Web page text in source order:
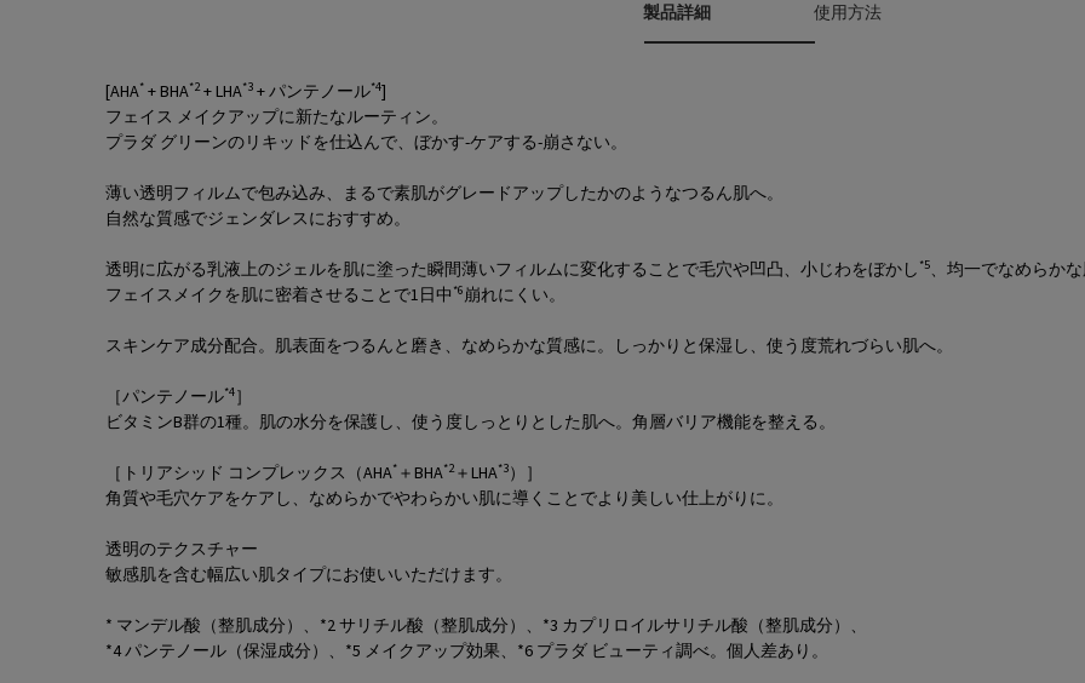
製品詳細 使用方法
[AHA* + BHA*2+ LHA*3 + パンテノール*4]
フェイス メイクアップに新たなルーティン。
プラダ グリーンのリキッドを仕込んで、ぼかす-ケアする-崩さない。
薄い透明フィルムで包み込み、まるで素肌がグレードアップしたかのようなつるん肌へ。
自然な質感でジェンダレスにおすすめ。
透明に広がる乳液上のジェルを肌に塗った瞬間薄いフィルムに変化することで毛穴や凹凸、小じわをぼかし *5、均一でなめらかな
フェイスメイクを肌に密着させることで1日中 *6崩れにくい。
スキンケア成分配合。肌表面をつるんと磨き、なめらかな質感に。しっかりと保湿し、使う度荒れづらい肌へ。
［パンテノール*4］
ビタミンB群の1種。肌の水分を保護し、使う度しっとりとした肌へ。角層バリア機能を整える。
［トリアシッド コンプレックス（AHA* ＋BHA*2＋LHA*3）］
角質や毛穴ケアをケアし、なめらかでやわらかい肌に導くことでより美しい仕上がりに。
透明のテクスチャー
敏感肌を含む幅広い肌タイプにお使いいただけます。
* マンデル酸（整肌成分）、*2 サリチル酸（整肌成分）、*3 カプリロイルサリチル酸（整肌成分）、
*4 パンテノール（保湿成分）、*5 メイクアップ効果、*6 プラダ ビューティ調べ。個人差あり。